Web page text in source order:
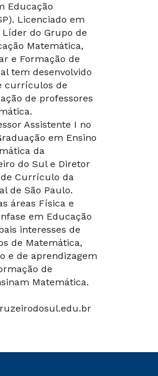
Educação
Licenciado em
Líder do Grupo de
Matemática,
e Formação de
tem desenvolvido
currículos de
de professores
Assistente I no
em Ensino
da
do Sul e Diretor
Currículo da
de São Paulo.
áreas Física e
em Educação
interesses de
de Matemática,
e de aprendizagem
de
Matemática.